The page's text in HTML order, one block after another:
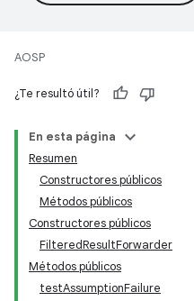
AOSP
¿Te resultó útil?
En esta página
Resumen
Constructores públicos
Métodos públicos
Constructores públicos
FilteredResultForwarder
Métodos públicos
testAssumptionFailure